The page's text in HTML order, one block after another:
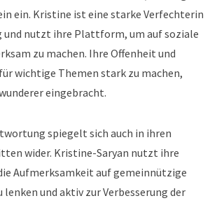
ein. Kristine ist eine starke Verfechterin
und nutzt ihre Plattform, um auf soziale
zu machen. Ihre Offenheit und
wichtige Themen stark zu machen,
eingebracht.
spiegelt sich auch in ihren
wider. Kristine-Saryan nutzt ihre
Aufmerksamkeit auf gemeinnützige
und aktiv zur Verbesserung der